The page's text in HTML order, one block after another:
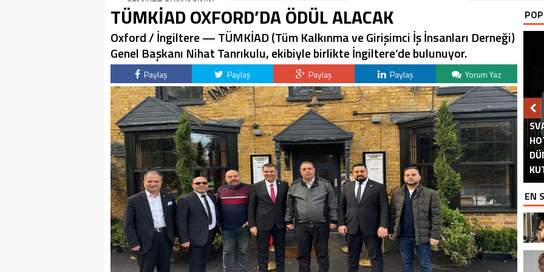
CEMİYET DÜNYASININ
ÜNLÜ İSİMLERİYLE
KUTLADI!
TÜMKİAD OXFORD’DA ÖDÜL ALACAK
Oxford / İngiltere — TÜMKİAD (Tüm Kalkınma ve Girişimci İş İnsanları Derneği)
Genel Başkanı Nihat Tanrıkulu, ekibiyle birlikte İngiltere’de bulunuyor.
Paylaş Paylaş Paylaş Paylaş Yorum Yaz
EN